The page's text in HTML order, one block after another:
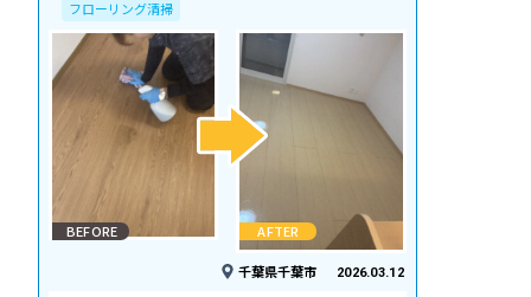
フローリング清掃
BEFORE AFTER
千葉県千葉市 2026.03.12